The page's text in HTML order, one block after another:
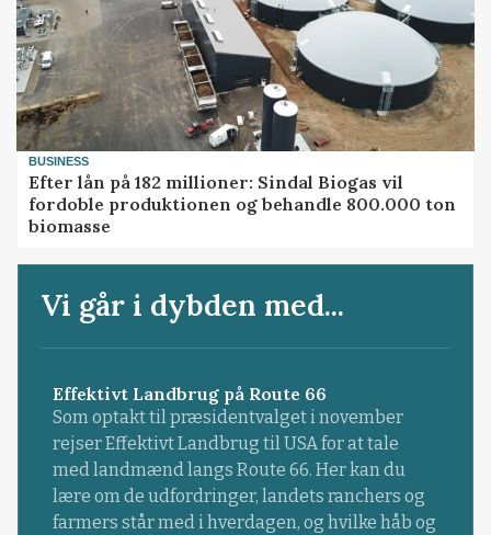
BUSINESS
Efter lån på 182 millioner: Sindal Biogas vil
fordoble produktionen og behandle 800.000 ton
biomasse
Vi går i dybden med...
Effektivt Landbrug på Route 66
Som optakt til præsidentvalget i november
rejser Effektivt Landbrug til USA for at tale
med landmænd langs Route 66. Her kan du
lære om de udfordringer, landets ranchers og
farmers står med i hverdagen, og hvilke håb og